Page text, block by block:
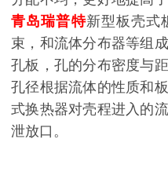
青岛瑞普特新型板壳式
束，和流体分布器等组
孔板，孔的分布密度与
孔径根据流体的性质和
式换热器对壳程进入的
泄放口。